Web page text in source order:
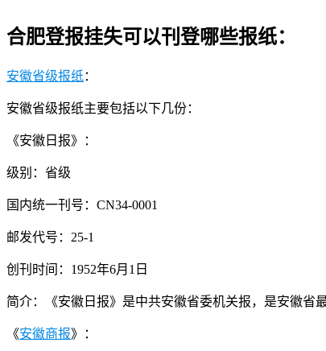
合肥登报挂失可以刊登哪些报纸：
安徽省级报纸：
安徽省级报纸主要包括以下几份：
《安徽日报》：
级别：省级
国内统一刊号：CN34-0001
邮发代号：25-1
创刊时间：1952年6月1日
简介：《安徽日报》是中共安徽省委机关报，是安徽省
《安徽商报》：